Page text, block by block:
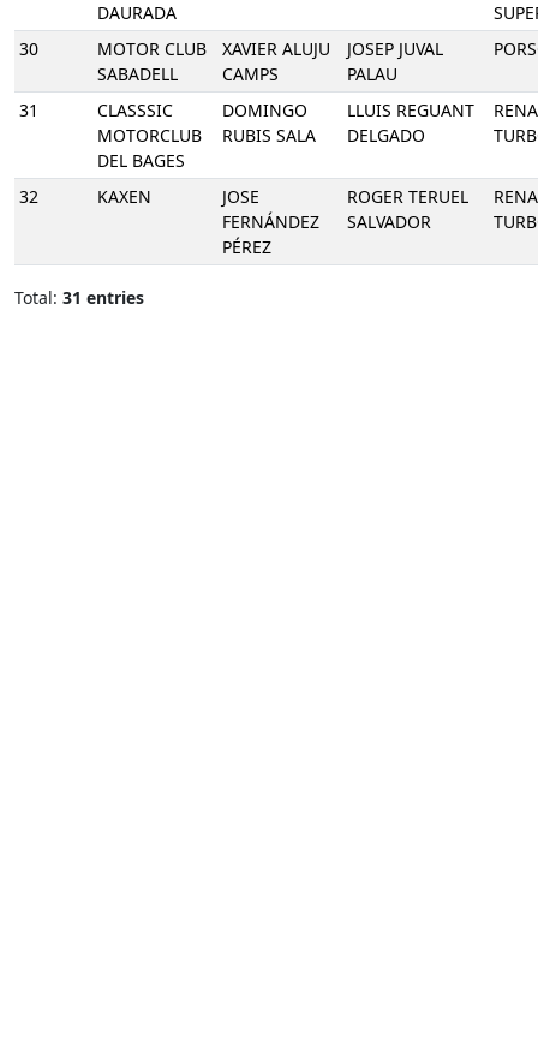
DAURADA
30
MOTOR CLUB
SABADELL
XAVIER ALUJU
CAMPS
JOSEP JUVAL
PALAU
31
CLASSSIC
MOTORCLUB
DEL BAGES
DOMINGO
RUBIS SALA
LLUIS REGUANT
DELGADO
32 KAXEN
JOSE
FERNÁNDEZ
PÉREZ
ROGER TERUEL
SALVADOR
Total: 31 entries